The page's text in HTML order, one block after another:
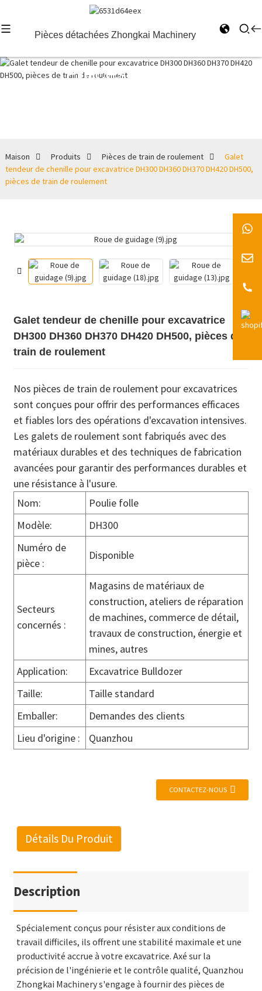
Pièces détachées Zhongkai Machinery
Pièces de
Maison Produits Pièces de train de roulement
Galet
tendeur de chenille pour excavatrice DH300 DH360 DH370 DH420 DH500,
pièces de train de roulement
Galet tendeur de chenille pour excavatrice
DH300 DH360 DH370 DH420 DH500, pièces de
train de roulement
Nos pièces de train de roulement pour excavatrices
sont conçues pour offrir des performances efficaces
et fiables lors des opérations d'excavation intensives.
Les galets de roulement sont fabriqués avec des
matériaux durables et des techniques de fabrication
avancées pour garantir des performances durables et
une résistance à l'usure.
Nom:
Poulie folle
Modèle:
DH300
Numéro de
pièce :
Disponible
Secteurs
concernés :
Magasins de matériaux de
construction, ateliers de réparation
de machines, commerce de détail,
travaux de construction, énergie et
mines, autres
Application:
Excavatrice Bulldozer
Taille:
Taille standard
Emballer:
Demandes des clients
Lieu d'origine :
Quanzhou
CONTACTEZ-NOUS
Détails Du Produit
Description
Spécialement conçus pour résister aux conditions de
travail difficiles, ils offrent une stabilité maximale et une
productivité accrue à votre excavatrice. Axé sur la
précision de l'ingénierie et le contrôle qualité, Quanzhou
Zhongkai Machinery s'engage à fournir des pièces de